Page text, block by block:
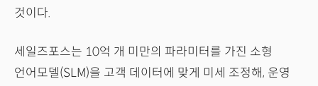
것이다.
세일즈포스는 10억 개 미만의 파라미터를 가진 소형
언어모델(SLM)을 고객 데이터에 맞게 미세 조정해, 운영